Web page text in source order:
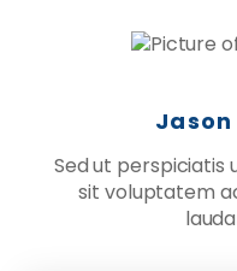
Sed ut perspiciatis
sit voluptatem